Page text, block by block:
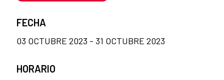
FECHA
03 OCTUBRE 2023 - 31 OCTUBRE 2023
HORARIO